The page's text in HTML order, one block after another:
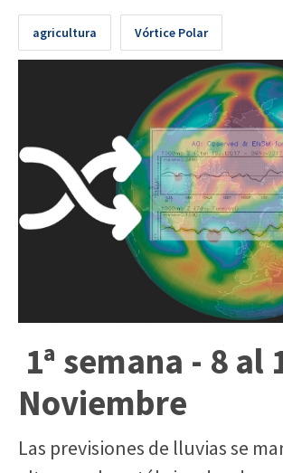
agricultura Vórtice Polar
1ª semana - 8 al
Noviembre
Las previsiones de lluvias se